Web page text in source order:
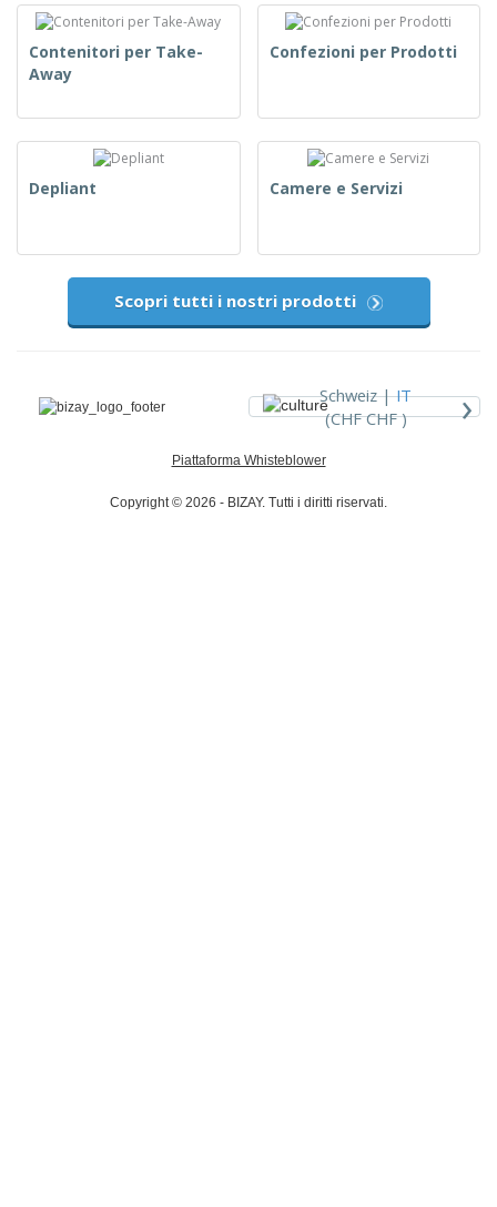
Contenitori per Take-
Away
Confezioni per Prodotti
Depliant Camere e Servizi
Scopri tutti i nostri prodotti
Schweiz |IT
(CHF CHF )
›
Piattaforma Whisteblower
Copyright © 2026 - BIZAY. Tutti i diritti riservati.